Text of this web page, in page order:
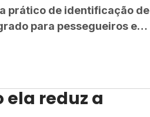
prático de identificação de
para pessegueiros e
ela reduz a